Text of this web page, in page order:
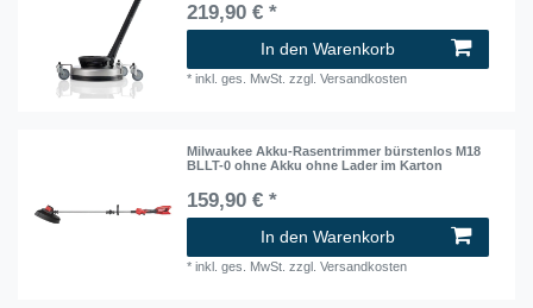
219,90 € *
In den Warenkorb
*inkl. ges. MwSt. zzgl.Versandkosten
Milwaukee Akku-Rasentrimmer bürstenlos M18
BLLT-0 ohne Akku ohne Lader im Karton
159,90 € *
In den Warenkorb
*inkl. ges. MwSt. zzgl.Versandkosten